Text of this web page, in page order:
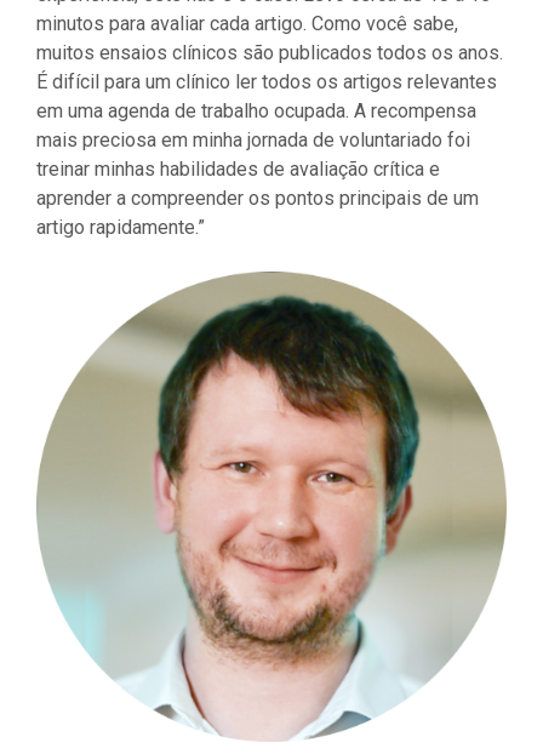
minutos para avaliar cada artigo. Como você sabe,
muitos ensaios clínicos são publicados todos os anos.
É difícil para um clínico ler todos os artigos relevantes
em uma agenda de trabalho ocupada. A recompensa
mais preciosa em minha jornada de voluntariado foi
treinar minhas habilidades de avaliação crítica e
aprender a compreender os pontos principais de um
artigo rapidamente.”